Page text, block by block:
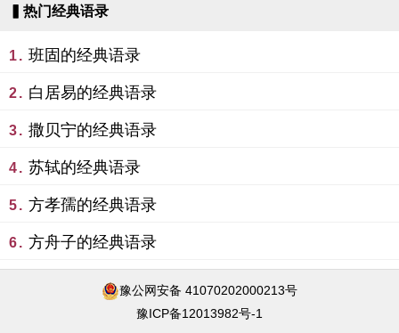
▍热门经典语录
1. 班固的经典语录
2. 白居易的经典语录
3. 撒贝宁的经典语录
4. 苏轼的经典语录
5. 方孝孺的经典语录
6. 方舟子的经典语录
豫公网安备 41070202000213号
豫ICP备12013982号-1